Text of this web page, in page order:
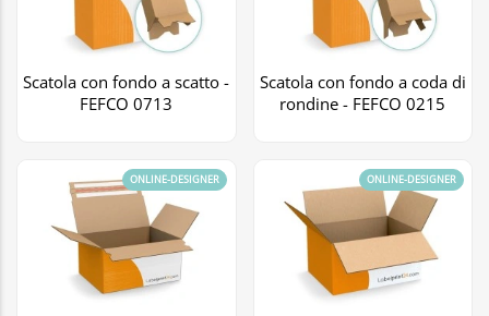
Scatola con fondo a scatto -
FEFCO 0713
Scatola con fondo a coda di
rondine - FEFCO 0215
ONLINE-DESIGNER ONLINE-DESIGNER